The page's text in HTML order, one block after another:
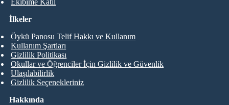
Ekibime Katıl
Hakkında
İlkeler
Öykü Panosu Telif Hakkı ve Kullanım
Kullanım Şartları
Gizlilik Politikası
Okullar ve Öğrenciler İçin Gizlilik ve Güvenlik
Ulaşılabilirlik
Gizlilik Seçenekleriniz